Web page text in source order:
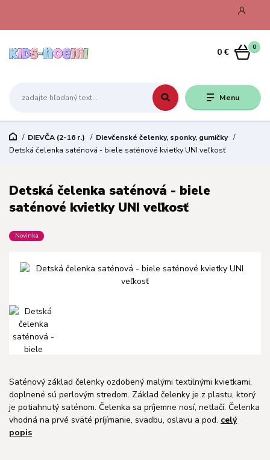
Menu
0
0 €
DIEVČA (2-16 r.)
Dievčenské čelenky, sponky, gumičky
Detská čelenka saténová - biele saténové kvietky UNI veľkosť
Detská čelenka saténová - biele
saténové kvietky UNI veľkosť
Novinka
Saténový základ čelenky ozdobený malými textilnými kvietkami,
doplnené sú perlovým stredom. Základ čelenky je z plastu, ktorý
je potiahnutý saténom. Čelenka sa príjemne nosí, netlačí. Čelenka
vhodná na prvé sväté príjímanie, svadbu, oslavu a pod. celý
popis